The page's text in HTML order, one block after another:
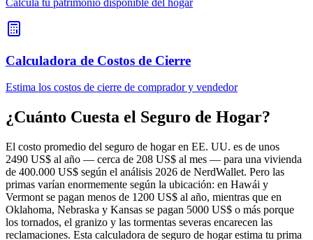
Calcula tu patrimonio disponible del hogar
Calculadora de Costos de Cierre
Estima los costos de cierre de comprador y vendedor
¿Cuánto Cuesta el Seguro de Hogar?
El costo promedio del seguro de hogar en EE. UU. es de unos
2490 US$ al año — cerca de 208 US$ al mes — para una vivienda
de 400.000 US$ según el análisis 2026 de NerdWallet. Pero las
primas varían enormemente según la ubicación: en Hawái y
Vermont se pagan menos de 1200 US$ al año, mientras que en
Oklahoma, Nebraska y Kansas se pagan 5000 US$ o más porque
los tornados, el granizo y las tormentas severas encarecen las
reclamaciones. Esta calculadora de seguro de hogar estima tu prima